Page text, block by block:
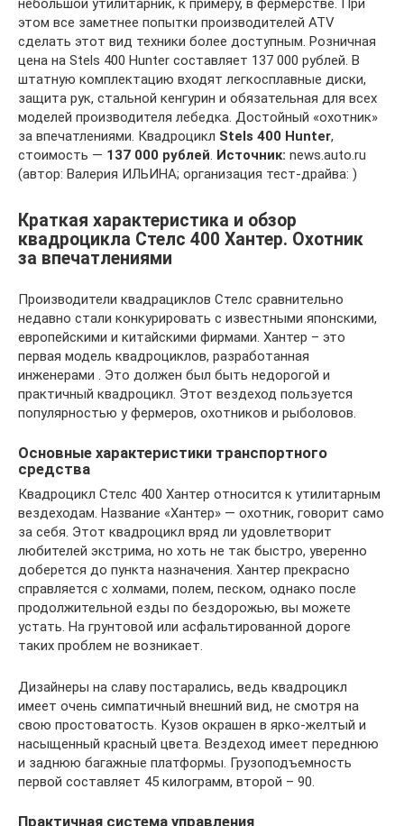
небольшой утилитарник, к примеру, в фермерстве. При
этом все заметнее попытки производителей ATV
сделать этот вид техники более доступным. Розничная
цена на Stels 400 Hunter составляет 137 000 рублей. В
штатную комплектацию входят легкосплавные диски,
защита рук, стальной кенгурин и обязательная для всех
моделей производителя лебедка. Достойный «охотник»
за впечатлениями. Квадроцикл Stels 400 Hunter,
стоимость — 137 000 рублей. Источник: news.auto.ru
(автор: Валерия ИЛЬИНА; организация тест-драйва: )
Краткая характеристика и обзор
квадроцикла Стелс 400 Хантер. Охотник
за впечатлениями
Производители квадрациклов Стелс сравнительно
недавно стали конкурировать с известными японскими,
европейскими и китайскими фирмами. Хантер – это
первая модель квадроциклов, разработанная
инженерами . Это должен был быть недорогой и
практичный квадроцикл. Этот вездеход пользуется
популярностью у фермеров, охотников и рыболовов.
Основные характеристики транспортного
средства
Квадроцикл Стелс 400 Хантер относится к утилитарным
вездеходам. Название «Хантер» — охотник, говорит само
за себя. Этот квадроцикл вряд ли удовлетворит
любителей экстрима, но хоть не так быстро, уверенно
доберется до пункта назначения. Хантер прекрасно
справляется с холмами, полем, песком, однако после
продолжительной езды по бездорожью, вы можете
устать. На грунтовой или асфальтированной дороге
таких проблем не возникает.
Дизайнеры на славу постарались, ведь квадроцикл
имеет очень симпатичный внешний вид, не смотря на
свою простоватость. Кузов окрашен в ярко-желтый и
насыщенный красный цвета. Вездеход имеет переднюю
и заднюю багажные платформы. Грузоподъемность
первой составляет 45 килограмм, второй – 90.
Практичная система управления